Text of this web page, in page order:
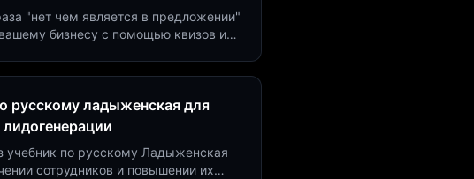
"нет чем является в предложении"
бизнесу с помощью квизов и
русскому ладыженская для
учебник по русскому Ладыженская
сотрудников и повышении их